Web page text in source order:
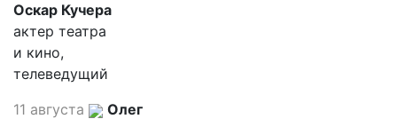
Оскар Кучера
актер театра
и кино,
телеведущий
11 августа
Олег